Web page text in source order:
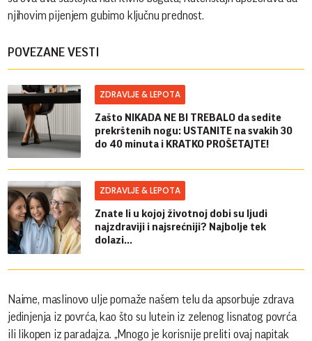
njihovim pijenjem gubimo ključnu prednost.
POVEZANE VESTI
ZDRAVLJE & LEPOTA
Zašto NIKADA NE BI TREBALO da sedite
prekrštenih nogu: USTANITE na svakih 30
do 40 minuta i KRATKO PROŠETAJTE!
ZDRAVLJE & LEPOTA
Znate li u kojoj životnoj dobi su ljudi
najzdraviji i najsrećniji? Najbolje tek
dolazi...
Naime, maslinovo ulje pomaže našem telu da apsorbuje zdrava
jedinjenja iz povrća, kao što su lutein iz zelenog lisnatog povrća
ili likopen iz paradajza. „Mnogo je korisnije preliti ovaj napitak